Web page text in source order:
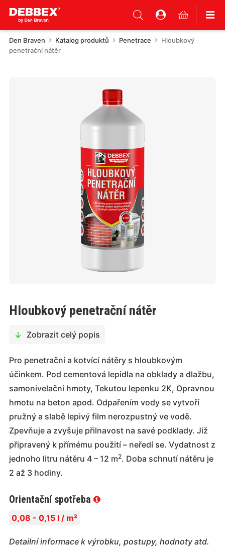
Den Braven Katalog produktů Penetrace
Hloubkový
penetrační nátěr
Hloubkový penetrační nátěr
Zobrazit celý popis
Pro penetrační a kotvící nátěry s hloubkovým
účinkem. Pod cementová lepidla na obklady a dlažbu,
samonivelační hmoty, Tekutou lepenku 2K, Opravnou
hmotu na beton apod. Odpařením vody se vytvoří
pružný a slabě lepivý film nerozpustný ve vodě.
Zpevňuje a zvyšuje přilnavost na savé podklady. Již
připravený k přímému použití – neředí se. Vydatnost z
jednoho litru nátěru 4 – 12 m2. Doba schnutí nátěru je
2 až 3 hodiny.
Orientační spotřeba
0,08 - 0,15 l / m²
Detailní informace k výrobku, postupy, hodnoty atd.